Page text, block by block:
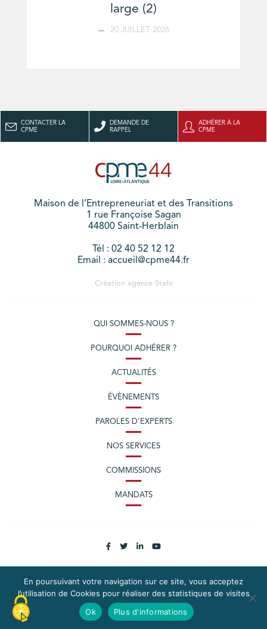
large (2)
20 JUILLET 2026
CONTACTER LA
CPME
DEMANDE DE
RAPPEL
ADHÉRER À LA
CPME
Maison de l’Entrepreneuriat et des Transitions
1 rue Françoise Sagan
44800 Saint-Herblain
Tél : 02 40 52 12 12
Email : accueil@cpme44.fr
Création agence Stafe
QUI SOMMES-NOUS ?
POURQUOI ADHÉRER ?
ACTUALITÉS
ÉVÈNEMENTS
PAROLES D’EXPERTS
NOS SERVICES
COMMISSIONS
MANDATS
PLAN DU SITE
MENTIONS LÉGALES
CONTACTEZ LA CPME LOIRE-ATLANTIQUE
En poursuivant votre navigation sur ce site, vous acceptez
l’utilisation de Cookies pour réaliser des statistiques de visites
Ok
Plus d'informations